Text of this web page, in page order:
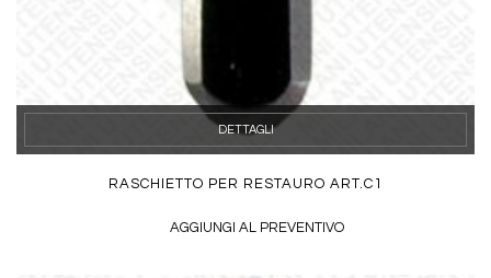
DETTAGLI
RASCHIETTO PER RESTAURO ART.C1
AGGIUNGI AL PREVENTIVO